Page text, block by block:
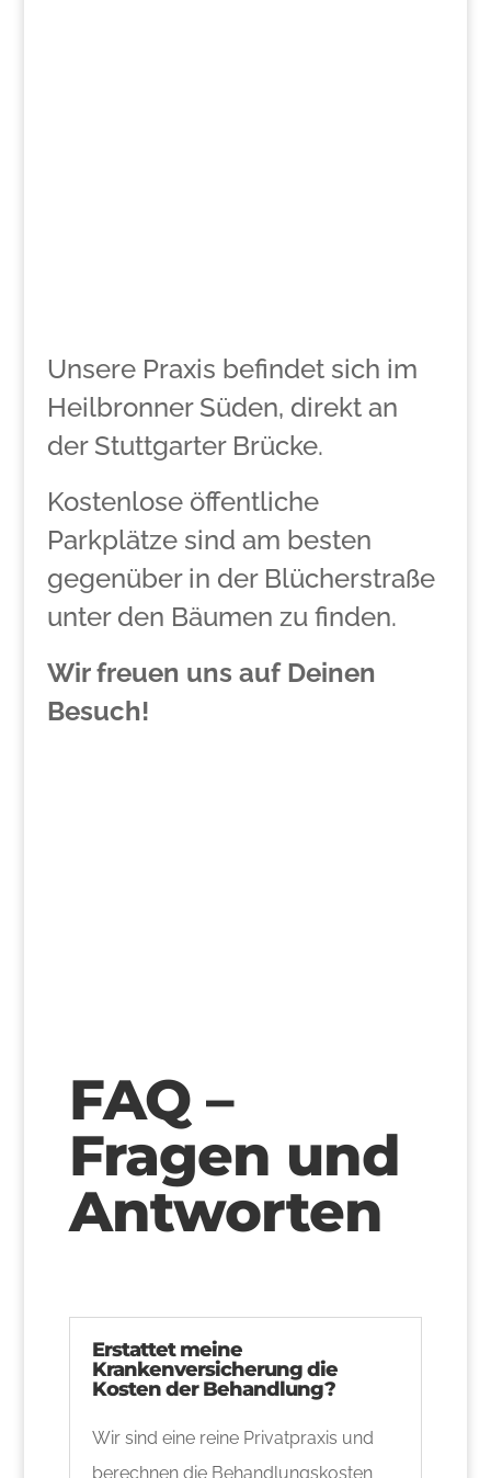
Unsere Praxis befindet sich im
Heilbronner Süden, direkt an
der Stuttgarter Brücke.
Kostenlose öffentliche
Parkplätze sind am besten
gegenüber in der Blücherstraße
unter den Bäumen zu finden.
Wir freuen uns auf Deinen
Besuch!
FAQ –
Fragen und
Antworten
Erstattet meine
Krankenversicherung die
Kosten der Behandlung?
Wir sind eine reine Privatpraxis und
berechnen die Behandlungskosten